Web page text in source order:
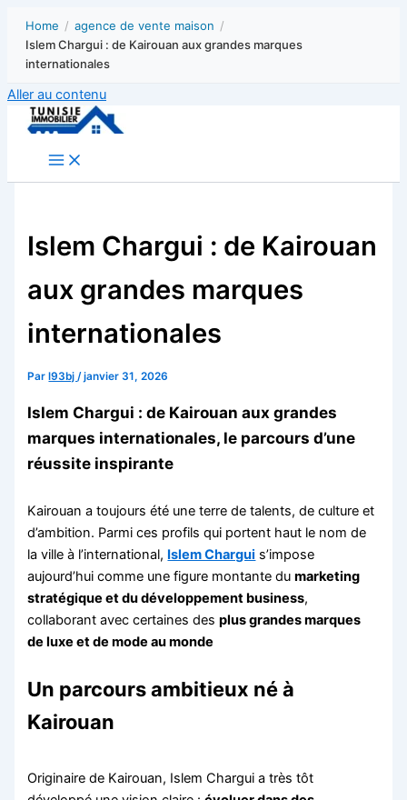
Home / agence de vente maison /
Islem Chargui : de Kairouan aux grandes marques
internationales
Aller au contenu
Islem Chargui : de Kairouan
aux grandes marques
internationales
Par l93bj/janvier 31, 2026
Islem Chargui : de Kairouan aux grandes
marques internationales, le parcours d’une
réussite inspirante
Kairouan a toujours été une terre de talents, de culture et
d’ambition. Parmi ces profils qui portent haut le nom de
la ville à l’international, Islem Chargui s’impose
aujourd’hui comme une figure montante dumarketing
stratégique et du développement business,
collaborant avec certaines desplus grandes marques
de luxe et de mode au monde
Un parcours ambitieux né à
Kairouan
Originaire de Kairouan, Islem Chargui a très tôt